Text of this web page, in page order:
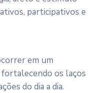
participativos e
em um
os laços
do dia a dia.